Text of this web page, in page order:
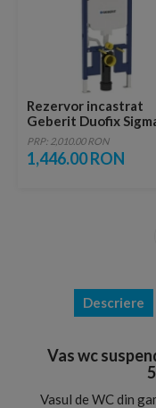
Rezervor incastrat
Geberit Duofix
50x8xH114 cm
PRP: 2,010.00 RON
1,446.00 RON
Descriere
Vas wc
Vasul de WC din